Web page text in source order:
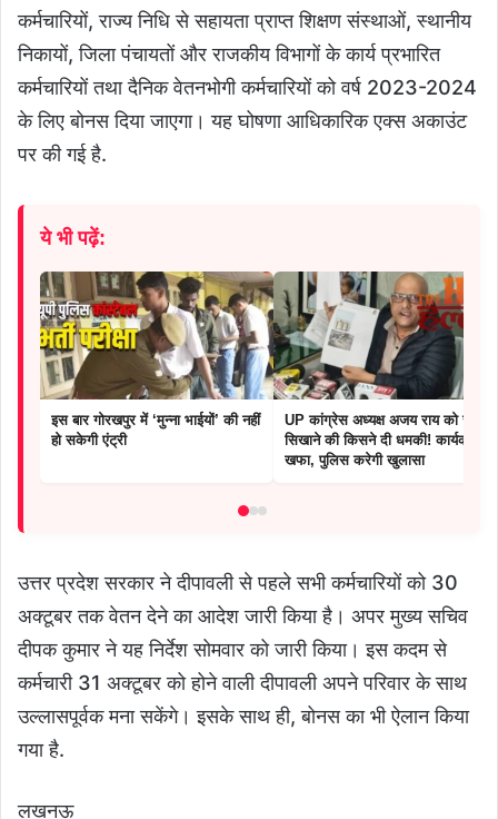
कर्मचारियों, राज्य निधि से सहायता प्राप्त शिक्षण संस्थाओं, स्थानीय
निकायों, जिला पंचायतों और राजकीय विभागों के कार्य प्रभारित
कर्मचारियों तथा दैनिक वेतनभोगी कर्मचारियों को वर्ष 2023-2024
के लिए बोनस दिया जाएगा। यह घोषणा आधिकारिक एक्स अकाउंट
पर की गई है.
ये भी पढ़ें:
इस बार गोरखपुर में ‘मुन्ना भाईयों’ की नहीं
हो सकेगी एंट्री
UP कांग्रेस अध्यक्ष अजय राय को सबक
सिखाने की किसने दी धमकी! कार्यकर्ता
खफा, पुलिस करेगी खुलासा
उत्तर प्रदेश सरकार ने दीपावली से पहले सभी कर्मचारियों को 30
अक्टूबर तक वेतन देने का आदेश जारी किया है। अपर मुख्य सचिव
दीपक कुमार ने यह निर्देश सोमवार को जारी किया। इस कदम से
कर्मचारी 31 अक्टूबर को होने वाली दीपावली अपने परिवार के साथ
उल्लासपूर्वक मना सकेंगे। इसके साथ ही, बोनस का भी ऐलान किया
गया है.
लखनऊ